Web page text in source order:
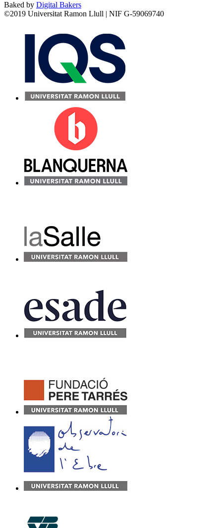
Baked by Digital Bakers
©2019 Universitat Ramon Llull | NIF G-59069740